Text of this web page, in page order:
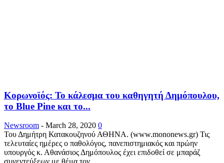
Κορωνοϊός: To κάλεσμα του καθηγητή Δημόπουλου,
το Blue Pine και το...
Newsroom - March 28, 2020 0
Του Δημήτρη Κατακουζηνού ΑΘΗΝΑ. (www.mononews.gr) Τις
τελευταίες ημέρες ο παθολόγος, πανεπιστημιακός και πρώην
υπουργός κ. Αθανάσιος Δημόπουλος έχει επιδοθεί σε μπαράζ